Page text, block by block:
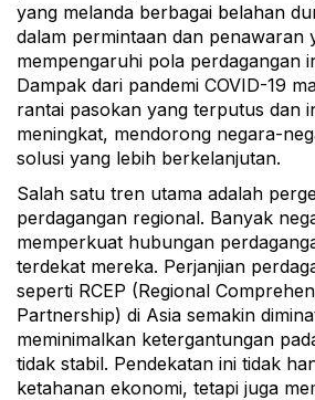
yang melanda berbagai belahan
dalam permintaan dan penawaran
mempengaruhi pola perdagangan
Dampak dari pandemi COVID-19
rantai pasokan yang terputus dan
meningkat, mendorong negara-
solusi yang lebih berkelanjutan.
Salah satu tren utama adalah
perdagangan regional. Banyak
memperkuat hubungan
terdekat mereka. Perjanjian
seperti RCEP (Regional
Partnership) di Asia semakin
meminimalkan ketergantungan
tidak stabil. Pendekatan ini tidak
ketahanan ekonomi, tetapi juga